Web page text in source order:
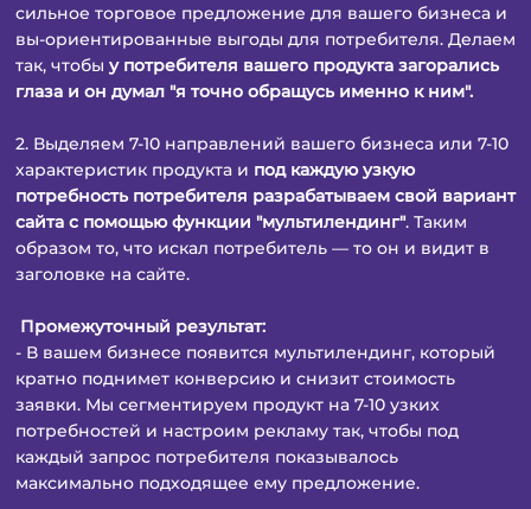
сильное торговое предложение для вашего бизнеса и
вы-ориентированные выгоды для потребителя. Делаем
так, чтобы у потребителя вашего продукта загорались
глаза и он думал "я точно обращусь именно к ним".
2. Выделяем 7-10 направлений вашего бизнеса или 7-10
характеристик продукта и под каждую узкую
потребность потребителя разрабатываем свой вариант
сайта с помощью функции "мультилендинг". Таким
образом то, что искал потребитель — то он и видит в
заголовке на сайте.
Промежуточный результат:
- В вашем бизнесе появится мультилендинг, который
кратно поднимет конверсию и снизит стоимость
заявки. Мы сегментируем продукт на 7-10 узких
потребностей и настроим рекламу так, чтобы под
каждый запрос потребителя показывалось
максимально подходящее ему предложение.